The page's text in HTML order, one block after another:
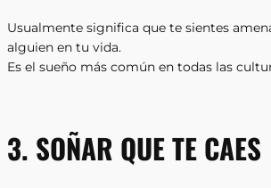
Usualmente significa que te sientes
alguien en tu vida.
Es el sueño más común en todas las
3. SOÑAR QUE TE CAES